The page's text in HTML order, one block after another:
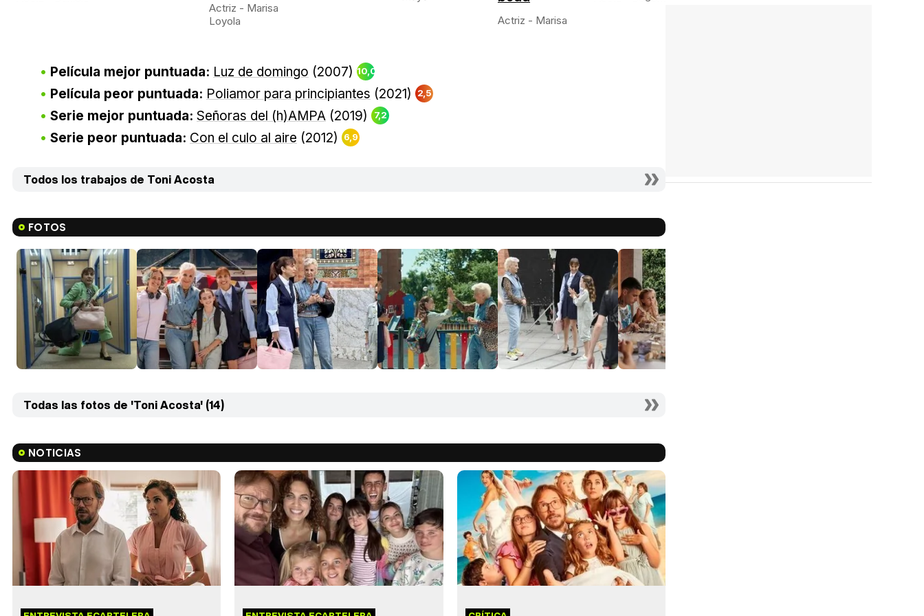
Actriz - Marisa
Loyola
Actriz - Marisa
Película mejor puntuada: Luz de domingo (2007) 10,0
Película peor puntuada: Poliamor para principiantes (2021) 2,5
Serie mejor puntuada: Señoras del (h)AMPA (2019) 7,2
Serie peor puntuada: Con el culo al aire (2012) 6,9
Todos los trabajos de Toni Acosta
FOTOS
Todas las fotos de 'Toni Acosta' (14)
NOTICIAS